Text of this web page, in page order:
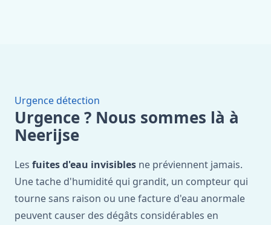
Urgence détection
Urgence ? Nous sommes là à
Neerijse
Les fuites d'eau invisibles ne préviennent jamais.
Une tache d'humidité qui grandit, un compteur qui
tourne sans raison ou une facture d'eau anormale
peuvent causer des dégâts considérables en